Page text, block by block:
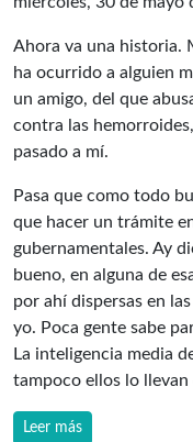
Ahora va una historia.
ha ocurrido a alguien
un amigo, del que
contra las
pasado a mí.
Pasa que como todo
que hacer un trámite
gubernamentales. Ay
bueno, en alguna de
por ahí dispersas en
yo. Poca gente sabe
La inteligencia media
tampoco ellos lo
Leer más